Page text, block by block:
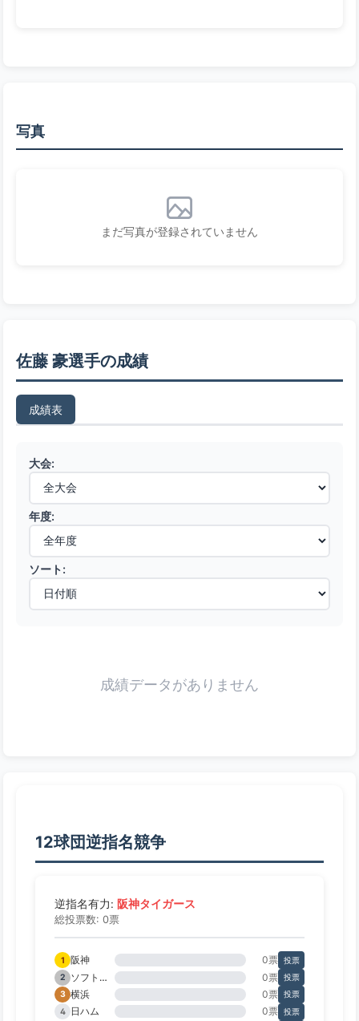
写真
まだ写真が登録されていません
佐藤 豪選手の成績
成績表
大会:
年度:
ソート:
成績データがありません
12球団逆指名競争
逆指名有力: 阪神タイガース
総投票数: 0票
1 阪神 0票 投票
2
ソフトバンク 0票 投票
3 横浜 0票 投票
4
日ハム 0票 投票